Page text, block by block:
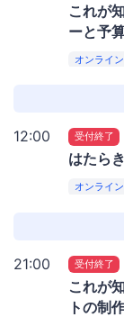
これが
ーと予
オンライン
12:00 受付終了
はたら
オンライン
21:00 受付終了
これが
トの制